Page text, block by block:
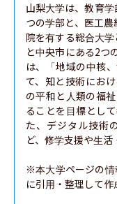
山梨大学は、教育
つの学部と、医工
院を有する総合大
と中央市にある2つ
は、「地域の中核
て、知と技術にお
の平和と人類の福
ることを目標とし
た、デジタル技術
ど、修学支援や生活
※本大学ページの情
に引用・整理して作